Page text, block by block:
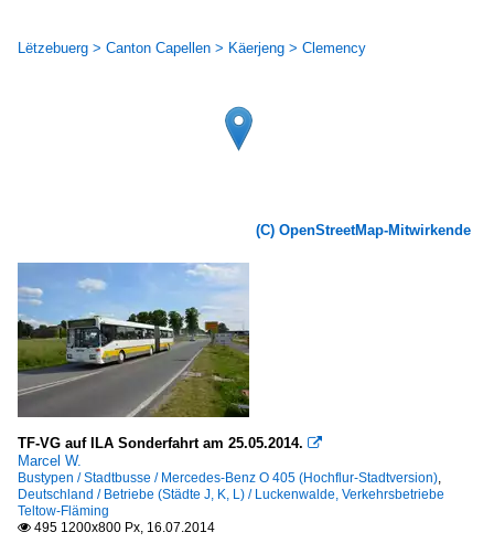
Lëtzebuerg > Canton Capellen > Käerjeng > Clemency
(C) OpenStreetMap-Mitwirkende
TF-VG auf ILA Sonderfahrt am 25.05.2014. 
Marcel W.
Bustypen / Stadtbusse / Mercedes-Benz O 405 (Hochflur-Stadtversion),
Deutschland / Betriebe (Städte J, K, L) / Luckenwalde, Verkehrsbetriebe
Teltow-Fläming
 495 1200x800 Px, 16.07.2014